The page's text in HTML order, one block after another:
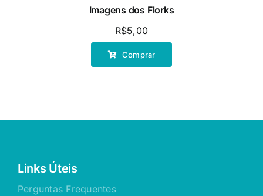
Imagens dos Florks
R$5,00
Comprar
Links Úteis
Perguntas Frequentes